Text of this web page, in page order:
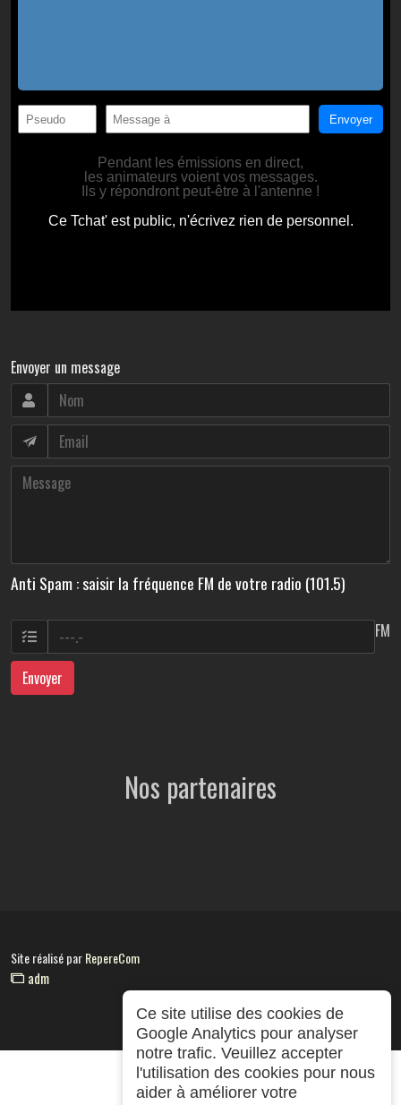
Envoyer un message
Anti Spam : saisir la fréquence FM de votre radio (101.5)
FM
Envoyer
Nos partenaires
Site réalisé parRepereCom
adm
Ce site utilise des cookies de
Google Analytics pour analyser
notre trafic. Veuillez accepter
l'utilisation des cookies pour nous
aider à améliorer votre